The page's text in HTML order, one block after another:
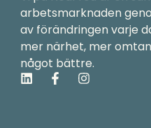
arbetsmarknaden
av förändringen varje
mer närhet, mer
något bättre.
L
F
I